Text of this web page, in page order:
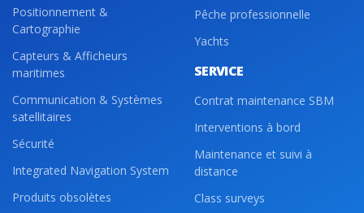
H AD1
, 85150 SAINTE FOY, France
I
, 56600 LANESTER, France
Positionnement &
Cartographie
Capteurs & Afficheurs
maritimes
Communication & Systèmes
satellitaires
Sécurité
Integrated Navigation System
Produits obsolètes
Pêche professionnelle
Yachts
SERVICE
Contrat maintenance SBM
Interventions à bord
Maintenance et suivi à
distance
Class surveys